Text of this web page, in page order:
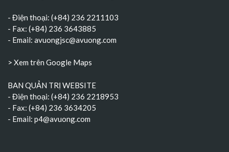
- Điện thoại: (+84) 236 2211103
- Fax: (+84) 236 3643885
- Email: avuongjsc@avuong.com
> Xem trên Google Maps
BAN QUẢN TRỊ WEBSITE
- Điện thoại: (+84) 236 2218953
- Fax: (+84) 236 3634205
- Email: p4@avuong.com